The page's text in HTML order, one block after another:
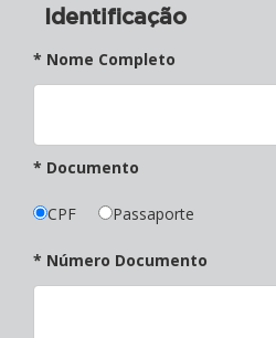
Identificação
* Nome Completo
* Documento
CPF Passaporte
* Número Documento